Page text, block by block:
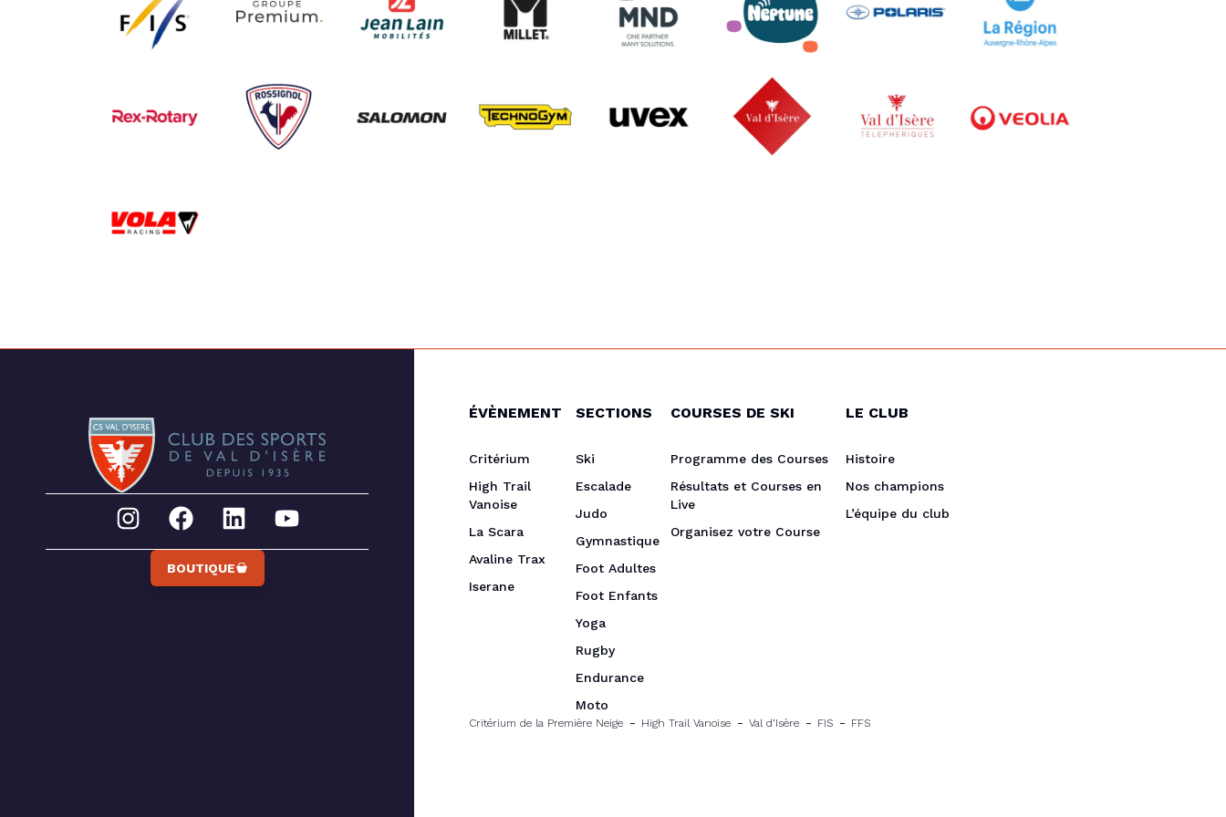
BOUTIQUE
ÉVÈNEMENT
Critérium
High Trail
Vanoise
La Scara
Avaline Trax
Iserane
SECTIONS
Ski
Escalade
Judo
Gymnastique
Foot Adultes
Foot Enfants
Yoga
Rugby
Endurance
Moto
COURSES DE SKI
Programme des Courses
Résultats et Courses en
Live
Organisez votre Course
LE CLUB
Histoire
Nos champions
L’équipe du club
Critérium de la Première Neige High Trail Vanoise Val d’Isère FIS FFS